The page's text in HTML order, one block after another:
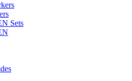
Sets